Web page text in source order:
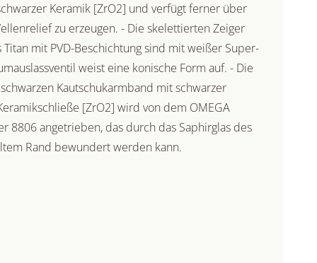
Keramik [ZrO2] und verfügt ferner über
zu erzeugen. - Die skelettierten Zeiger
mit PVD-Beschichtung sind mit weißer Super-
weist eine konische Form auf. - Die
Kautschukarmband mit schwarzer
[ZrO2] wird von dem OMEGA
8806 angetrieben, das durch das Saphirglas des
Rand bewundert werden kann.